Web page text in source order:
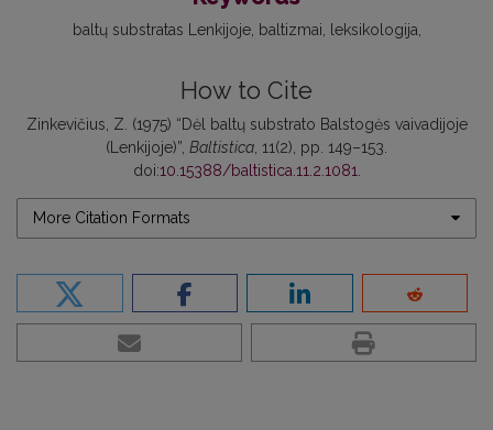
baltų substratas Lenkijoje baltizmai leksikologija
How to Cite
Zinkevičius, Z. (1975) “Dėl baltų substrato Balstogės vaivadijoje
(Lenkijoje)”, Baltistica , 11(2), pp. 149–153.
doi:10.15388/baltistica.11.2.1081
More Citation Formats